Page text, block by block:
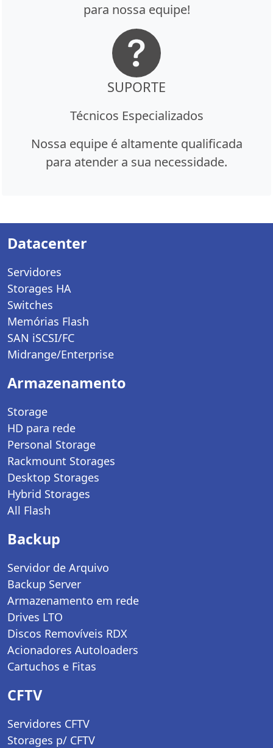
para nossa equipe!
SUPORTE
Técnicos Especializados
Nossa equipe é altamente qualificada
para atender a sua necessidade.
Datacenter
Servidores
Storages HA
Switches
Memórias Flash
SAN iSCSI/FC
Midrange/Enterprise
Armazenamento
Storage
HD para rede
Personal Storage
Rackmount Storages
Desktop Storages
Hybrid Storages
All Flash
Backup
Servidor de Arquivo
Backup Server
Armazenamento em rede
Drives LTO
Discos Removíveis RDX
Acionadores Autoloaders
Cartuchos e Fitas
CFTV
Servidores CFTV
Storages p/ CFTV